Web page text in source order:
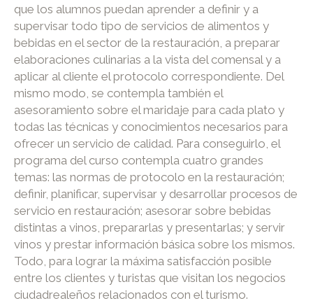
que los alumnos puedan aprender a definir y a
supervisar todo tipo de servicios de alimentos y
bebidas en el sector de la restauración, a preparar
elaboraciones culinarias a la vista del comensal y a
aplicar al cliente el protocolo correspondiente. Del
mismo modo, se contempla también el
asesoramiento sobre el maridaje para cada plato y
todas las técnicas y conocimientos necesarios para
ofrecer un servicio de calidad. Para conseguirlo, el
programa del curso contempla cuatro grandes
temas: las normas de protocolo en la restauración;
definir, planificar, supervisar y desarrollar procesos de
servicio en restauración; asesorar sobre bebidas
distintas a vinos, prepararlas y presentarlas; y servir
vinos y prestar información básica sobre los mismos.
Todo, para lograr la máxima satisfacción posible
entre los clientes y turistas que visitan los negocios
ciudadrealeños relacionados con el turismo.